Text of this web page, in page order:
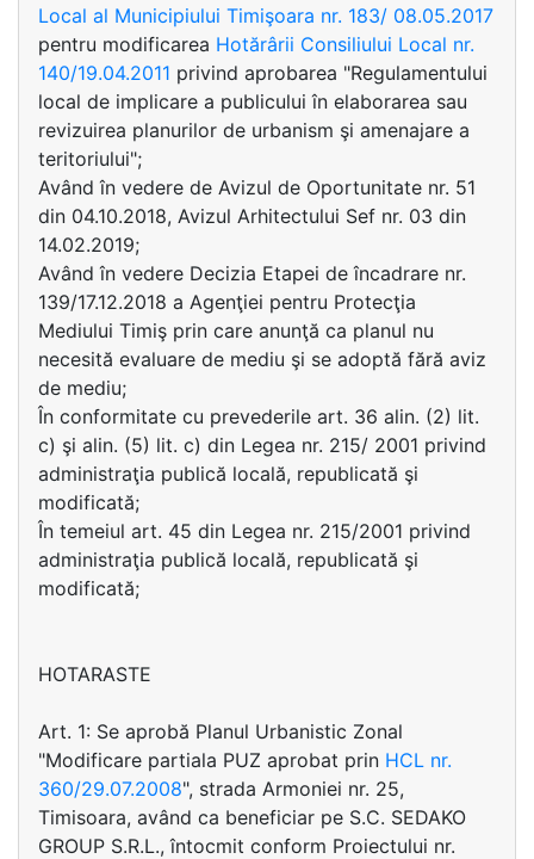
Local al Municipiului Timişoara nr. 183/ 08.05.2017
pentru modificarea Hotărârii Consiliului Local nr.
140/19.04.2011 privind aprobarea "Regulamentului
local de implicare a publicului în elaborarea sau
revizuirea planurilor de urbanism şi amenajare a
teritoriului";
Având în vedere de Avizul de Oportunitate nr. 51
din 04.10.2018, Avizul Arhitectului Sef nr. 03 din
14.02.2019;
Având în vedere Decizia Etapei de încadrare nr.
139/17.12.2018 a Agenţiei pentru Protecţia
Mediului Timiş prin care anunţă ca planul nu
necesită evaluare de mediu şi se adoptă fără aviz
de mediu;
În conformitate cu prevederile art. 36 alin. (2) lit.
c) şi alin. (5) lit. c) din Legea nr. 215/ 2001 privind
administraţia publică locală, republicată şi
modificată;
În temeiul art. 45 din Legea nr. 215/2001 privind
administraţia publică locală, republicată şi
modificată;
HOTARASTE
Art. 1: Se aprobă Planul Urbanistic Zonal
"Modificare partiala PUZ aprobat prin HCL nr.
360/29.07.2008", strada Armoniei nr. 25,
Timisoara, având ca beneficiar pe S.C. SEDAKO
GROUP S.R.L., întocmit conform Proiectului nr.